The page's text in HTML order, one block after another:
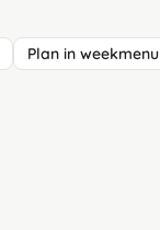
Plan in weekmenu